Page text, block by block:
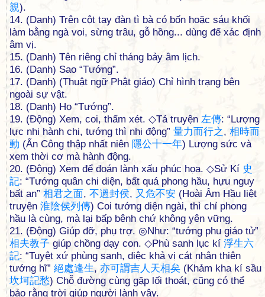
親).
14. (Danh) Trên cột tay đàn tì bà có bốn hoặc sáu khối
làm bằng ngà voi, sừng trâu, gỗ hồng... dùng để xác định
âm vị.
15. (Danh) Tên riêng chỉ tháng bảy âm lịch.
16. (Danh) Sao “Tướng”.
17. (Danh) (Thuật ngữ Phật giáo) Chỉ hình trạng bên
ngoài sự vật.
18. (Danh) Họ “Tướng”.
19. (Động) Xem, coi, thẩm xét. ◇Tả truyện 左傳: “Lượng
lực nhi hành chi, tướng thì nhi động” 量力而行之, 相時而
動 (Ẩn Công thập nhất niên 隱公十一年) Lượng sức và
xem thời cơ mà hành động.
20. (Động) Xem để đoán lành xấu phúc họa. ◇Sử Kí 史
記: “Tướng quân chi diện, bất quá phong hầu, hựu nguy
bất an” 相君之面, 不過封侯, 又危不安 (Hoài Âm Hầu liệt
truyện 淮陰侯列 傳) Coi tướng diện ngài, thì chỉ phong
hầu là cùng, mà lại bấp bênh chứ không yên vững.
21. (Động) Giúp đỡ, phụ trợ. ◎Như: “tướng phu giáo tử”
相夫教子 giúp chồng dạy con. ◇Phù sanh lục kí 浮生六
記: “Tuyệt xứ phùng sanh, diệc khả vị cát nhân thiên
tướng hĩ” 絕處逢生, 亦可謂吉人 天相矣 (Khảm kha kí sầu
坎坷記愁) Chỗ đường cùng gặp lối thoát, cũng có thể
bảo rằng trời giúp người lành vậy.